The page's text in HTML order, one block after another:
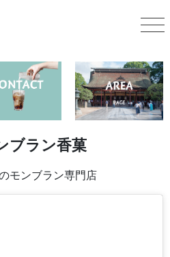
ブラン香菓
モンブラン専門店